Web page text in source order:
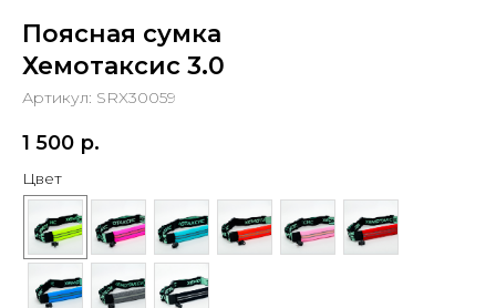
Поясная сумка
Хемотаксис 3.0
Артикул: SRX30059
1 500 р.
Цвет